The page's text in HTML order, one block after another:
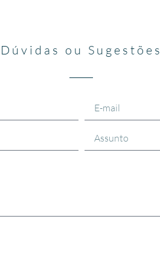
Dúvidas ou Sugestões